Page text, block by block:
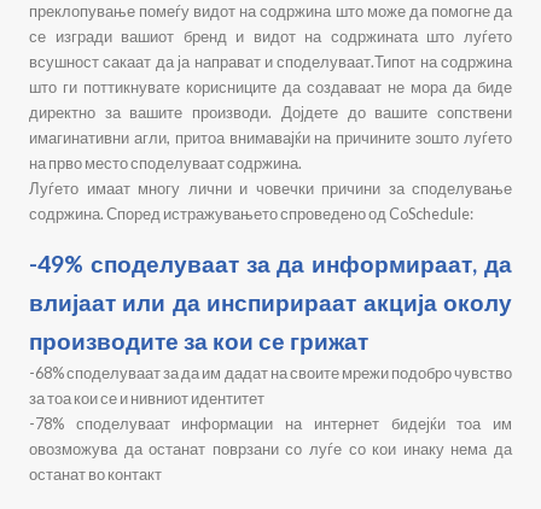
преклопување помеѓу видот на содржина што може да помогне да
се изгради вашиот бренд и видот на содржината што луѓето
всушност сакаат да ја направат и споделуваат.Типот на содржина
што ги поттикнувате корисниците да создаваат не мора да биде
директно за вашите производи. Дојдете до вашите сопствени
имагинативни агли, притоа внимавајќи на причините зошто луѓето
на прво место споделуваат содржина.
Луѓето имаат многу лични и човечки причини за споделување
содржина. Според истражувањето спроведено од CoSchedule:
-49% споделуваат за да информираат, да
влијаат или да инспирираат акција околу
производите за кои се грижат
-68% споделуваат за да им дадат на своите мрежи подобро чувство
за тоа кои се и нивниот идентитет
-78% споделуваат информации на интернет бидејќи тоа им
овозможува да останат поврзани со луѓе со кои инаку нема да
останат во контакт